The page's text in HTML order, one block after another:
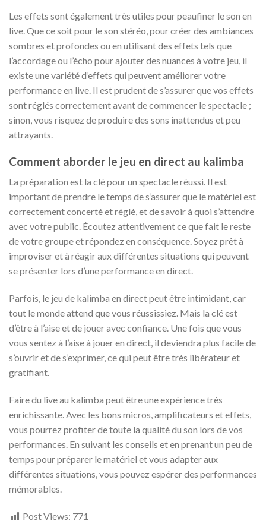
Les effets sont également très utiles pour peaufiner le son en
live. Que ce soit pour le son stéréo, pour créer des ambiances
sombres et profondes ou en utilisant des effets tels que
l’accordage ou l’écho pour ajouter des nuances à votre jeu, il
existe une variété d’effets qui peuvent améliorer votre
performance en live. Il est prudent de s’assurer que vos effets
sont réglés correctement avant de commencer le spectacle ;
sinon, vous risquez de produire des sons inattendus et peu
attrayants.
Comment aborder le jeu en direct au kalimba
La préparation est la clé pour un spectacle réussi. Il est
important de prendre le temps de s’assurer que le matériel est
correctement concerté et réglé, et de savoir à quoi s’attendre
avec votre public. Écoutez attentivement ce que fait le reste
de votre groupe et répondez en conséquence. Soyez prêt à
improviser et à réagir aux différentes situations qui peuvent
se présenter lors d’une performance en direct.
Parfois, le jeu de kalimba en direct peut être intimidant, car
tout le monde attend que vous réussissiez. Mais la clé est
d’être à l’aise et de jouer avec confiance. Une fois que vous
vous sentez à l’aise à jouer en direct, il deviendra plus facile de
s’ouvrir et de s’exprimer, ce qui peut être très libérateur et
gratifiant.
Faire du live au kalimba peut être une expérience très
enrichissante. Avec les bons micros, amplificateurs et effets,
vous pourrez profiter de toute la qualité du son lors de vos
performances. En suivant les conseils et en prenant un peu de
temps pour préparer le matériel et vous adapter aux
différentes situations, vous pouvez espérer des performances
mémorables.
Post Views: 771